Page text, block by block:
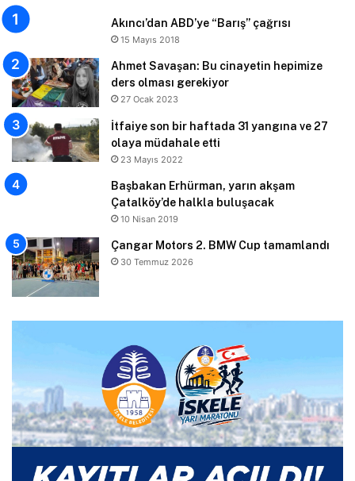
Akıncı’dan ABD’ye “Barış” çağrısı
15 Mayıs 2018
Ahmet Savaşan: Bu cinayetin hepimize
ders olması gerekiyor
27 Ocak 2023
İtfaiye son bir haftada 31 yangına ve 27
olaya müdahale etti
23 Mayıs 2022
Başbakan Erhürman, yarın akşam
Çatalköy’de halkla buluşacak
10 Nisan 2019
Çangar Motors 2. BMW Cup tamamlandı
30 Temmuz 2026